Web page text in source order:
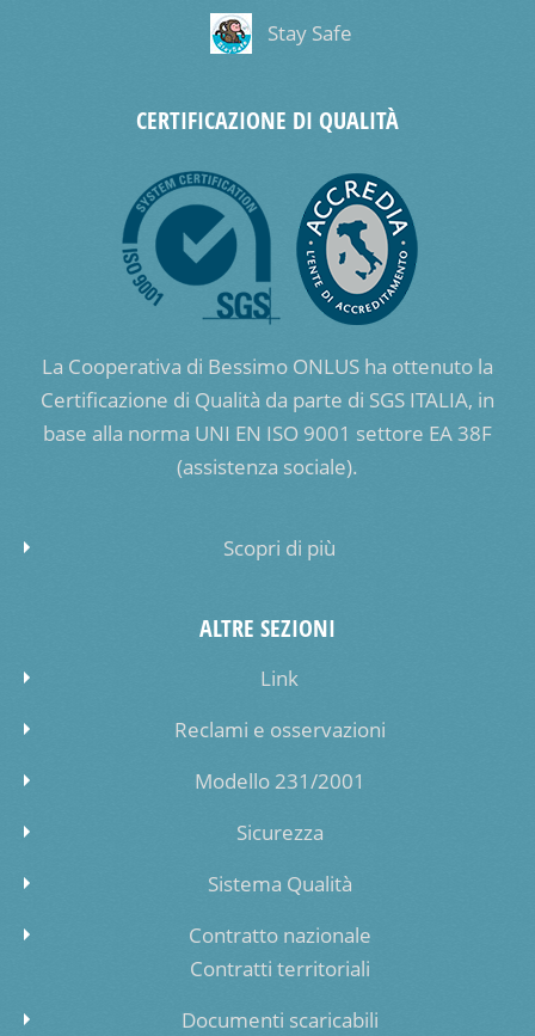
Stay Safe
CERTIFICAZIONE DI QUALITÀ
La Cooperativa di Bessimo ONLUS ha ottenuto la
Certificazione di Qualità da parte di SGS ITALIA, in
base alla norma UNI EN ISO 9001 settore EA 38F
(assistenza sociale).
Scopri di più
ALTRE SEZIONI
Link
Reclami e osservazioni
Modello 231/2001
Sicurezza
Sistema Qualità
Contratto nazionale
Contratti territoriali
Documenti scaricabili